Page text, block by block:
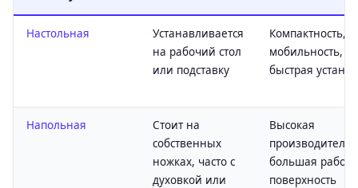
Настольная
Устанавливается
на рабочий стол
или подставку
Компактность,
мобильность,
быстрая
Напольная
Стоит на
собственных
ножках, часто с
духовкой или
Высокая
большая
поверхность